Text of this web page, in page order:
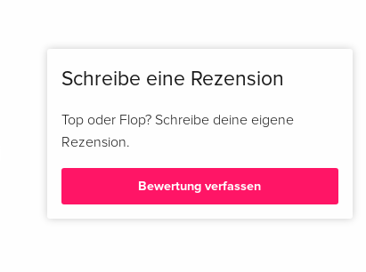
Schreibe eine Rezension
Top oder Flop? Schreibe deine eigene
Rezension.
Bewertung verfassen